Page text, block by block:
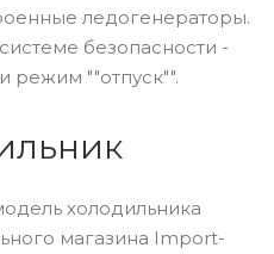
ледогенераторы.
безопасности -
режим ""отпуск"".
холодильника
магазина Import-